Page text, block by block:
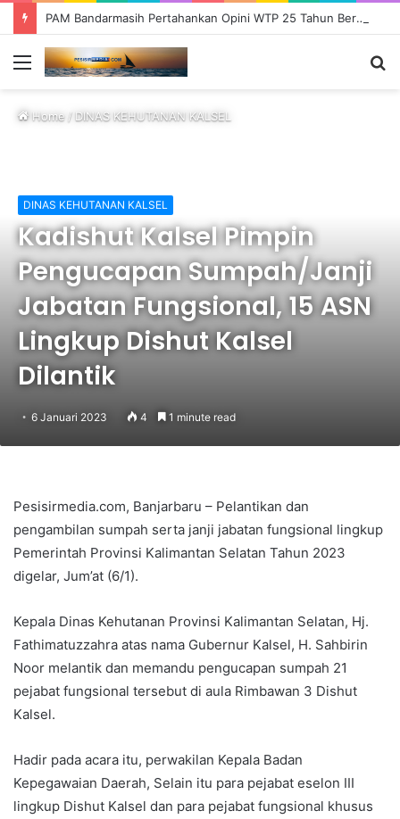
PAM Bandarmasih Pertahankan Opini WTP 25 Tahun Berturut-turut, Fokus Tingkatkan Pelayanan dan Transparansi
Menu
Home/DINAS KEHUTANAN KALSEL
DINAS KEHUTANAN KALSEL
Kadishut Kalsel Pimpin
Pengucapan Sumpah/Janji
Jabatan Fungsional, 15 ASN
Lingkup Dishut Kalsel
Dilantik
6 Januari 2023 4 1 minute read
Pesisirmedia.com, Banjarbaru – Pelantikan dan
pengambilan sumpah serta janji jabatan fungsional lingkup
Pemerintah Provinsi Kalimantan Selatan Tahun 2023
digelar, Jum’at (6/1).
Kepala Dinas Kehutanan Provinsi Kalimantan Selatan, Hj.
Fathimatuzzahra atas nama Gubernur Kalsel, H. Sahbirin
Noor melantik dan memandu pengucapan sumpah 21
pejabat fungsional tersebut di aula Rimbawan 3 Dishut
Kalsel.
Hadir pada acara itu, perwakilan Kepala Badan
Kepegawaian Daerah, Selain itu para pejabat eselon III
lingkup Dishut Kalsel dan para pejabat fungsional khusus